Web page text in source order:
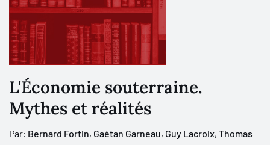
L'Économie souterraine.
Mythes et réalités
Par: Bernard Fortin, Gaétan Garneau, Guy Lacroix, Thomas